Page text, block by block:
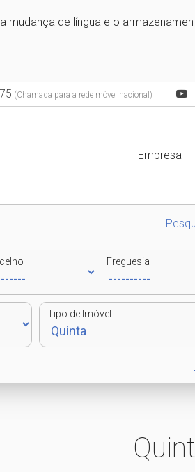
mudança de língua e o
(Chamada para a rede móvel nacional)
Empresa
Freguesia
Tipo de Imóvel